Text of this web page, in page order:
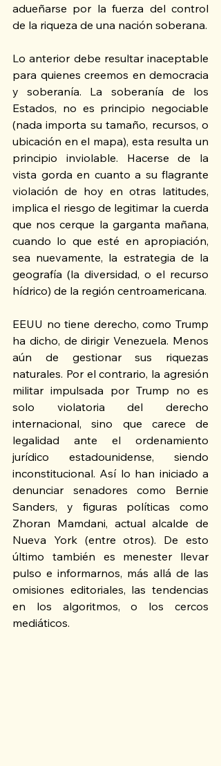
adueñarse por la fuerza del control
de la riqueza de una nación soberana.
Lo anterior debe resultar inaceptable
para quienes creemos en democracia
y soberanía. La soberanía de los
Estados, no es principio negociable
(nada importa su tamaño, recursos, o
ubicación en el mapa), esta resulta un
principio inviolable. Hacerse de la
vista gorda en cuanto a su flagrante
violación de hoy en otras latitudes,
implica el riesgo de legitimar la cuerda
que nos cerque la garganta mañana,
cuando lo que esté en apropiación,
sea nuevamente, la estrategia de la
geografía (la diversidad, o el recurso
EEUU no tiene derecho, como Trump
ha dicho, de dirigir Venezuela. Menos
aún de gestionar sus riquezas
naturales. Por el contrario, la agresión
militar impulsada por Trump no es
solo violatoria del derecho
internacional, sino que carece de
legalidad ante el ordenamiento
jurídico estadounidense, siendo
inconstitucional. Así lo han iniciado a
denunciar senadores como Bernie
Sanders, y figuras políticas como
Zhoran Mamdani, actual alcalde de
Nueva York (entre otros). De esto
último también es menester llevar
pulso e informarnos, más allá de las
omisiones editoriales, las tendencias
en los algoritmos, o los cercos
mediáticos.